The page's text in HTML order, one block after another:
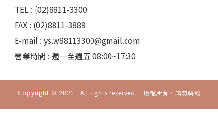
TEL : (02)8811-3300
FAX : (02)8811-3889
E-mail : ys.w88113300@gmail.com
營業時間 : 週一至週五 08:00~17:30
Copyright © 2022 . All rights reserved. 版權所有‧請勿轉載